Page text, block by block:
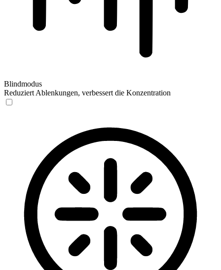
Blindmodus
Reduziert Ablenkungen, verbessert die Konzentration